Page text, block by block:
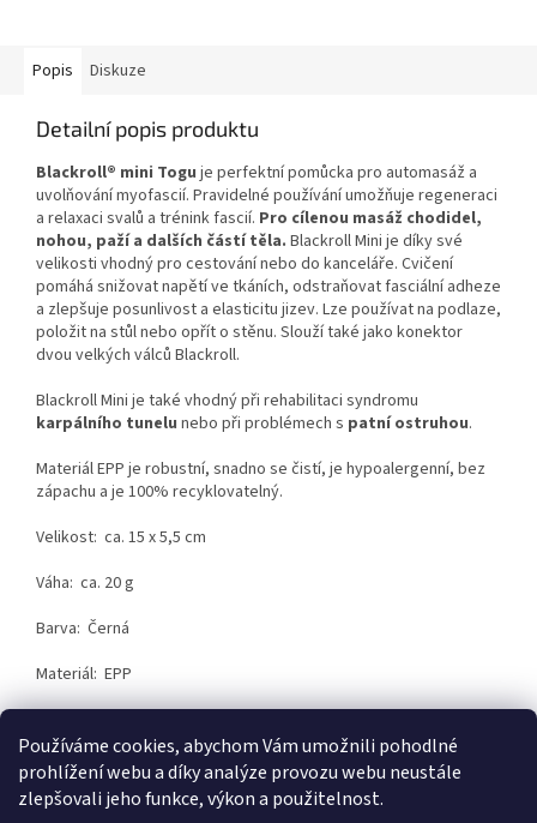
Používáme cookies, abychom Vám umožnili pohodlné
prohlížení webu a díky analýze provozu webu neustále
zlepšovali jeho funkce, výkon a použitelnost.
Popis Diskuze
Detailní popis produktu
Blackroll® mini Togu je perfektní pomůcka pro automasáž a
uvolňování myofascií. Pravidelné používání umožňuje regeneraci
a relaxaci svalů a trénink fascií. Pro cílenou masáž chodidel,
nohou, paží a dalších částí těla. Blackroll Mini je díky své
velikosti vhodný pro cestování nebo do kanceláře. Cvičení
pomáhá snižovatnapětí ve tkáních, odstraňovat fasciální adheze
a zlepšuje posunlivost a elasticitu jizev. Lze používat na podlaze,
položit na stůl nebo opřít o stěnu. Slouží také jako konektor
dvou velkých válců Blackroll.
Blackroll Mini je také vhodný při rehabilitaci syndromu
karpálního tunelu nebo při problémech s patní ostruhou.
Materiál EPP je robustní, snadno se čistí, je hypoalergenní, bez
zápachu a je 100% recyklovatelný.
Velikost: ca. 15 x 5,5 cm
Váha: ca. 20 g
Barva: Černá
Materiál: EPP